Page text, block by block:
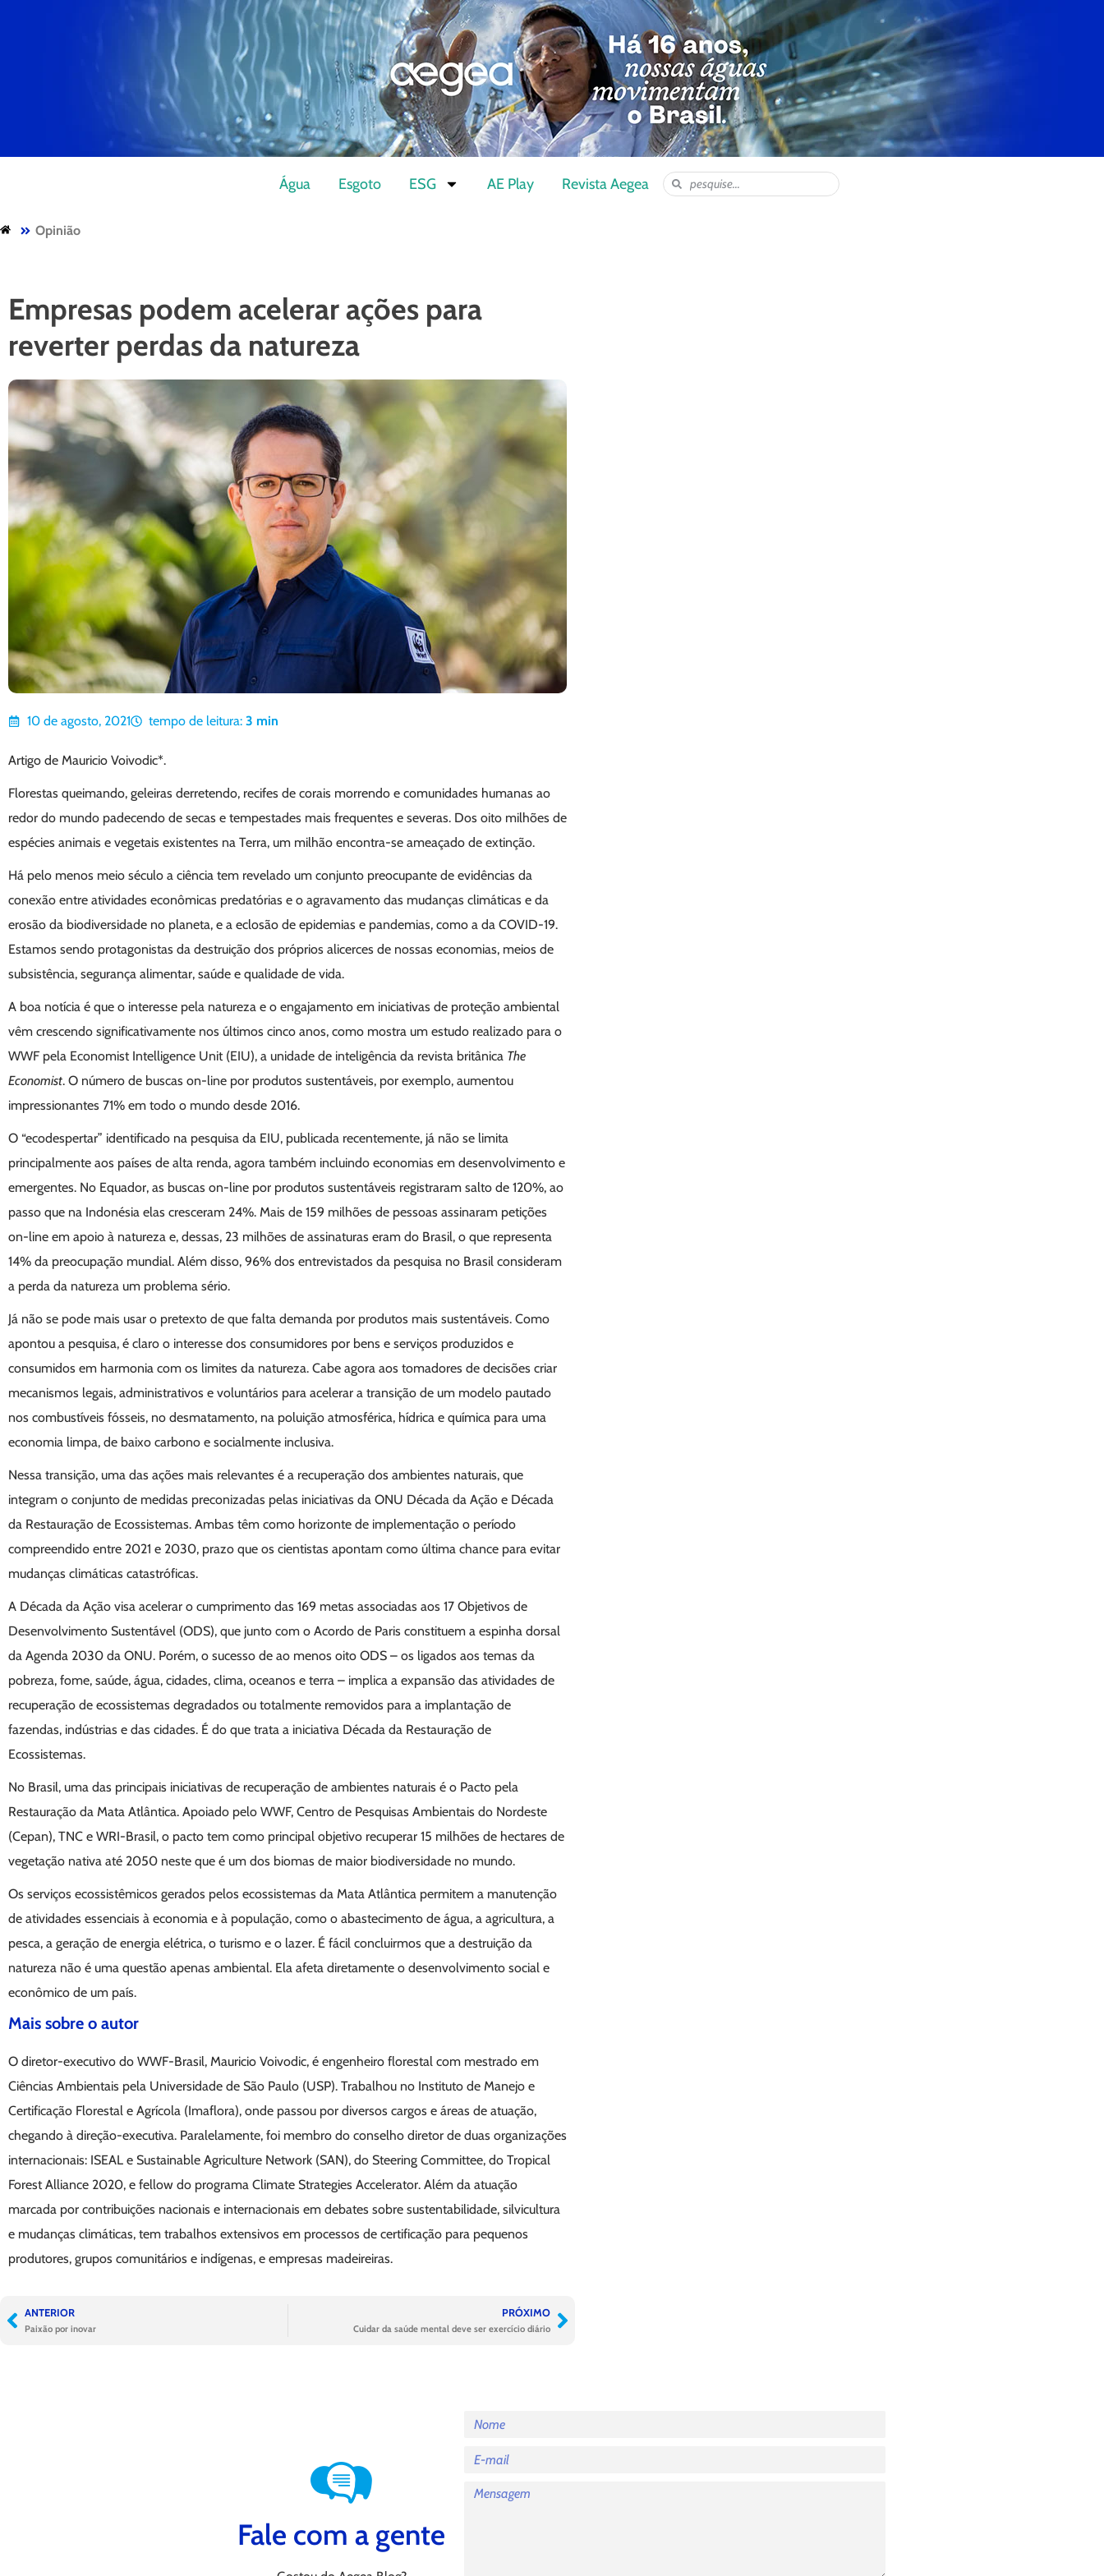
Água Esgoto ESG AE Play Revista Aegea
Opinião
Empresas podem acelerar ações para
reverter perdas da natureza
10 de agosto, 2021 tempo de leitura: 3 min
Artigo de Mauricio Voivodic*.
Florestas queimando, geleiras derretendo, recifes de corais morrendo e comunidades humanas ao
redor do mundo padecendo de secas e tempestades mais frequentes e severas. Dos oito milhões de
espécies animais e vegetais existentes na Terra, um milhão encontra-se ameaçado de extinção.
Há pelo menos meio século a ciência tem revelado um conjunto preocupante de evidências da
conexão entre atividades econômicas predatórias e o agravamento das mudanças climáticas e da
erosão da biodiversidade no planeta, e a eclosão de epidemias e pandemias, como a da COVID-19.
Estamos sendo protagonistas da destruição dos próprios alicerces de nossas economias, meios de
subsistência, segurança alimentar, saúde e qualidade de vida.
A boa notícia é que o interesse pela natureza e o engajamento em iniciativas de proteção ambiental
vêm crescendo significativamente nos últimos cinco anos, como mostra um estudo realizado para o
WWF pela Economist Intelligence Unit (EIU), a unidade de inteligência da revista britânica The
Economist. O número de buscas on-line por produtos sustentáveis, por exemplo, aumentou
impressionantes 71% em todo o mundo desde 2016.
O “ecodespertar” identificado na pesquisa da EIU, publicada recentemente, já não se limita
principalmente aos países de alta renda, agora também incluindo economias em desenvolvimento e
emergentes. No Equador, as buscas on-line por produtos sustentáveis registraram salto de 120%, ao
passo que na Indonésia elas cresceram 24%. Mais de 159 milhões de pessoas assinaram petições
on-line em apoio à natureza e, dessas, 23 milhões de assinaturas eram do Brasil, o que representa
14% da preocupação mundial. Além disso, 96% dos entrevistados da pesquisa no Brasil consideram
a perda da natureza um problema sério.
Já não se pode mais usar o pretexto de que falta demanda por produtos mais sustentáveis. Como
apontou a pesquisa, é claro o interesse dos consumidores por bens e serviços produzidos e
consumidos em harmonia com os limites da natureza. Cabe agora aos tomadores de decisões criar
mecanismos legais, administrativos e voluntários para acelerar a transição de um modelo pautado
nos combustíveis fósseis, no desmatamento, na poluição atmosférica, hídrica e química para uma
economia limpa, de baixo carbono e socialmente inclusiva.
Nessa transição, uma das ações mais relevantes é a recuperação dos ambientes naturais, que
integram o conjunto de medidas preconizadas pelas iniciativas da ONU Década da Ação e Década
da Restauração de Ecossistemas. Ambas têm como horizonte de implementação o período
compreendido entre 2021 e 2030, prazo que os cientistas apontam como última chance para evitar
mudanças climáticas catastróficas.
A Década da Ação visa acelerar o cumprimento das 169 metas associadas aos 17 Objetivos de
Desenvolvimento Sustentável (ODS), que junto com o Acordo de Paris constituem a espinha dorsal
da Agenda 2030 da ONU. Porém, o sucesso de ao menos oito ODS – os ligados aos temas da
pobreza, fome, saúde, água, cidades, clima, oceanos e terra – implica a expansão das atividades de
recuperação de ecossistemas degradados ou totalmente removidos para a implantação de
fazendas, indústrias e das cidades. É do que trata a iniciativa Década da Restauração de
Ecossistemas.
No Brasil, uma das principais iniciativas de recuperação de ambientes naturais é o Pacto pela
Restauração da Mata Atlântica. Apoiado pelo WWF, Centro de Pesquisas Ambientais do Nordeste
(Cepan), TNC e WRI-Brasil, o pacto tem como principal objetivo recuperar 15 milhões de hectares de
vegetação nativa até 2050 neste que é um dos biomas de maior biodiversidade no mundo.
Os serviços ecossistêmicos gerados pelos ecossistemas da Mata Atlântica permitem a manutenção
de atividades essenciais à economia e à população, como o abastecimento de água, a agricultura, a
pesca, a geração de energia elétrica, o turismo e o lazer. É fácil concluirmos que a destruição da
natureza não é uma questão apenas ambiental. Ela afeta diretamente o desenvolvimento social e
econômico de um país.
Mais sobre o autor
O diretor-executivo do WWF-Brasil, Mauricio Voivodic, é engenheiro florestal com mestrado em
Ciências Ambientais pela Universidade de São Paulo (USP). Trabalhou no Instituto de Manejo e
Certificação Florestal e Agrícola (Imaflora), onde passou por diversos cargos e áreas de atuação,
chegando à direção-executiva. Paralelamente, foi membro do conselho diretor de duas organizações
internacionais: ISEAL e Sustainable Agriculture Network (SAN), do Steering Committee, do Tropical
Forest Alliance 2020, e fellow do programa Climate Strategies Accelerator. Além da atuação
marcada por contribuições nacionais e internacionais em debates sobre sustentabilidade, silvicultura
e mudanças climáticas, tem trabalhos extensivos em processos de certificação para pequenos
produtores, grupos comunitários e indígenas, e empresas madeireiras.
ANTERIOR
Paixão por inovar
PRÓXIMO
Cuidar da saúde mental deve ser exercício diário
Fale com a gente